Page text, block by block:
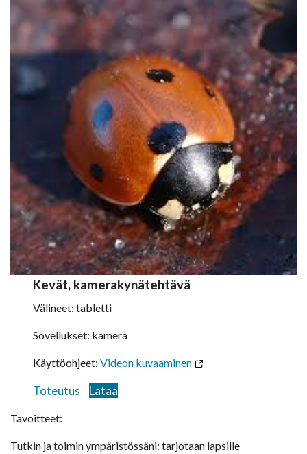
Kevät, kamerakynätehtävä
Välineet: tabletti
Sovellukset: kamera
Käyttöohjeet:Videon kuvaaminen
Toteutus Lataa
Tavoitteet:
Tutkin ja toimin ympäristössäni: tarjotaan lapsille